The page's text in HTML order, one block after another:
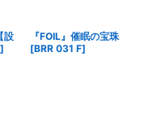
設
]
『FOIL』催眠の宝珠
[BRR 031 F]